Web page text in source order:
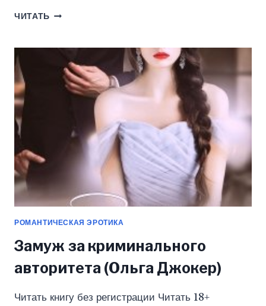
ЧИТАТЬ ЗАМУЖ
(ОЛЬГА
ДЖОКЕР)
РОМАНТИЧЕСКАЯ ЭРОТИКА
Замуж за криминального
авторитета (Ольга Джокер)
Читать книгу без регистрации Читать 18+